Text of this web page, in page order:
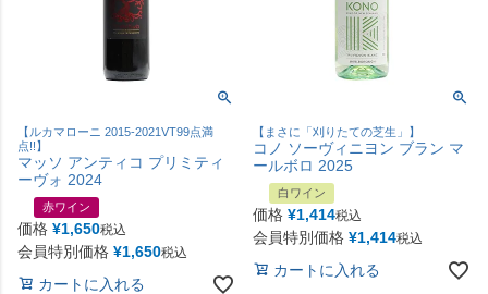
【ルカマローニ 2015-2021VT99点満
点!!】
マッソ アンティコ プリミティ
ーヴォ 2024
赤ワイン
価格 ¥1,650税込
会員特別価格 ¥1,650税込
カートに入れる
【まさに「刈りたての芝生」】
コノ ソーヴィニヨン ブラン マ
ールボロ 2025
白ワイン
価格 ¥1,414税込
会員特別価格 ¥1,414税込
カートに入れる